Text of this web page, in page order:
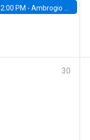
2:00 PM - Ambrogio Cesa-Bianchi, Bank of England
30